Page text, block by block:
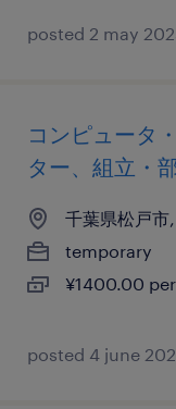
posted 2 may
コンピュータ
ター、組立・
千葉県松戸市
temporary
¥1400.00
posted 4 june